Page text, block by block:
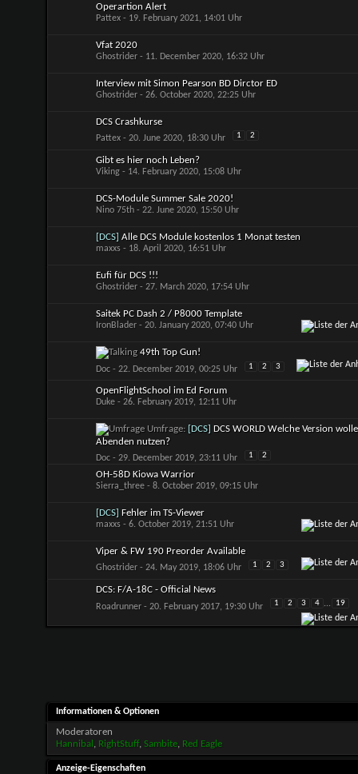
Operartion Alert
Pattex- 19. February 2021, 14:01 Uhr
Vfat 2020
Ghostrider- 11. December 2020, 16:32 Uhr
Interview mit Simon Pearson BD Dirctor ED
Ghostrider- 26. October 2020, 22:25 Uhr
DCS Crashkurse
Pattex- 20. June 2020, 18:30 Uhr 1 2
Gibt es hier noch Leben?
Viking- 14. February 2020, 15:08 Uhr
DCS-Module Summer Sale 2020!
Nino 75th- 22. June 2020, 15:50 Uhr
[DCS] Alle DCS Module kostenlos 1 Monat testen
maxxs- 18. April 2020, 16:51 Uhr
Eufi für DCS !!!
Ghostrider- 27. March 2020, 17:54 Uhr
Saitek PC Dash 2 / P8000 Template
IronBlader- 20. January 2020, 07:40 Uhr
49th Top Gun!
Doc- 22. December 2019, 00:25 Uhr 1 2 3
OpenFlightSchool im Ed Forum
Duke- 26. February 2019, 12:11 Uhr
Umfrage: [DCS] DCS WORLD Welche Version
Abenden nutzen?
Doc- 29. December 2019, 23:11 Uhr 1 2
OH-58D Kiowa Warrior
Sierra_three- 8. October 2019, 09:15 Uhr
[DCS] Fehler im TS-Viewer
maxxs- 6. October 2019, 21:51 Uhr
Viper & FW 190 Preorder Available
Ghostrider- 24. May 2019, 18:06 Uhr 1 2 3
DCS: F/A-18C - Official News
Roadrunner- 20. February 2017, 19:30 Uhr 1 2 3 4 ... 19
Informationen & Optionen
Moderatoren
Hannibal , RightStuff, Sambite, Red Eagle
Anzeige-Eigenschaften